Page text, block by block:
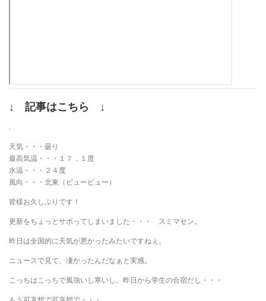
↓ 記事はこちら ↓
.
天気・・・曇り
最高気温・・・１７．１度
水温・・・２４度
風向・・・北東（ビュービュー）
皆様お久しぶりです！
更新をちょっとサボってしまいました・・・ スミマセン。
昨日は全国的に天気が悪かったみたいですねぇ。
ニュースで見て、凄かったんだなぁと実感。
こっちはこっちで風強いし寒いし、昨日から学生の合宿だし・・・